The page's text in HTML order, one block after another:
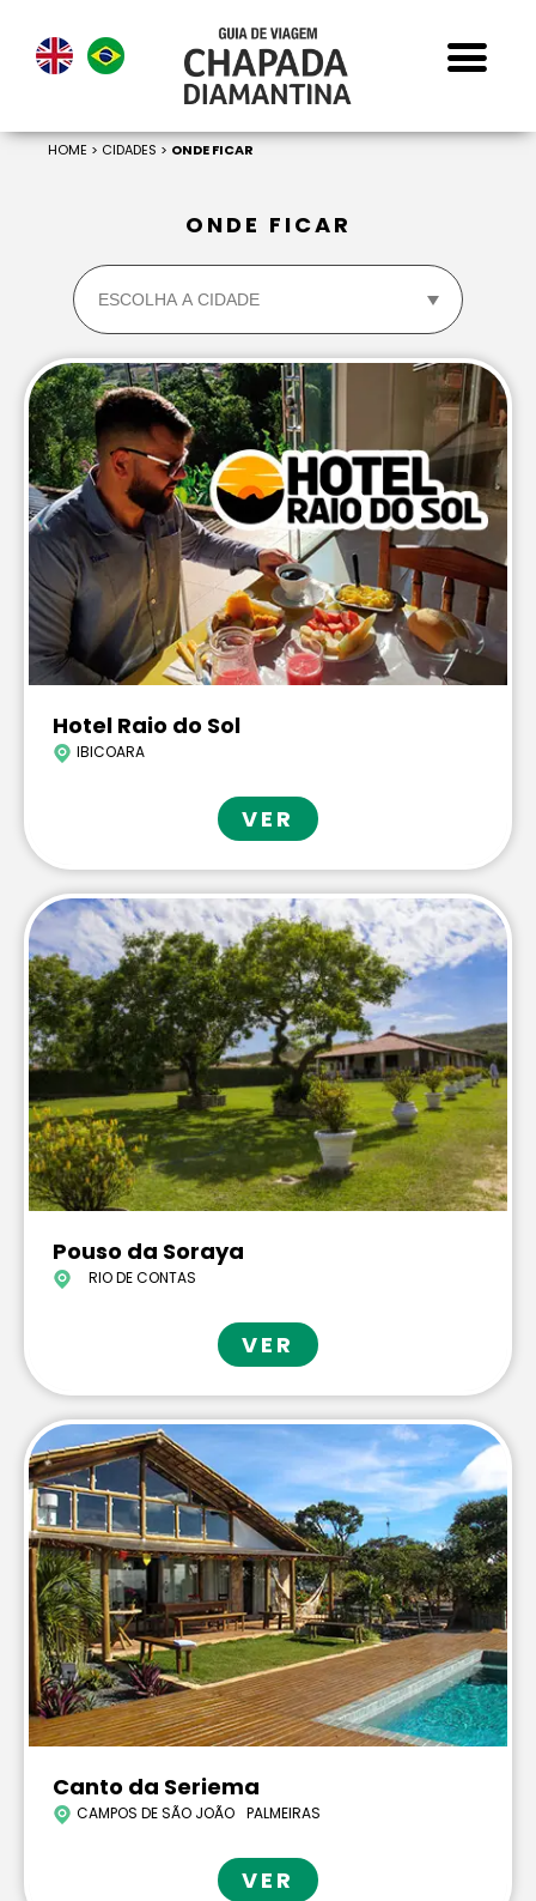
HOME > CIDADES > ONDE FICAR
ONDE FICAR
Hotel Raio do Sol
IBICOARA
VER
Pouso da Soraya
RIO DE CONTAS
VER
Canto da Seriema
CAMPOS DE SÃO JOÃO PALMEIRAS
VER